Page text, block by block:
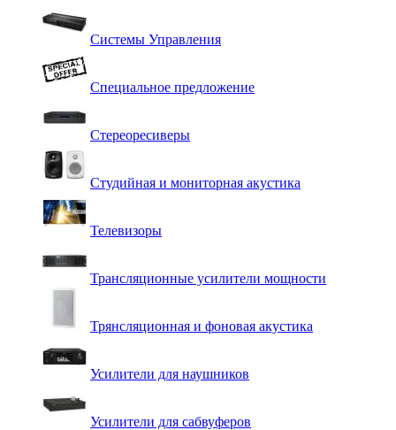
Системы Управления
Специальное предложение
Стереоресиверы
Студийная и мониторная акустика
Телевизоры
Трансляционные усилители мощности
Трянсляционная и фоновая акустика
Усилители для наушников
Усилители для сабвуферов